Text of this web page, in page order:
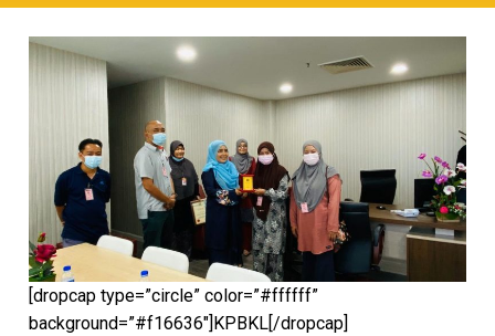
[dropcap type=”circle” color=”#ffffff”
background=”#f16636″]KPBKL[/dropcap]